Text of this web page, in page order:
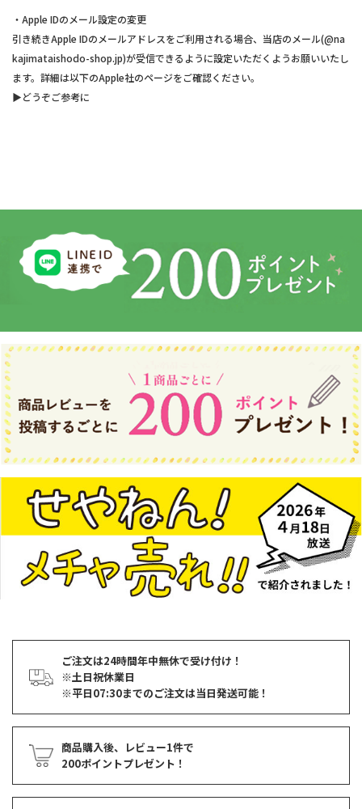
・Apple IDのメール設定の変更
引き続きApple IDのメールアドレスをご利用される場合、当店のメール(@na
kajimataishodo-shop.jp)が受信できるように設定いただくようお願いいたし
ます。詳細は以下のApple社のページをご確認ください。
▶︎どうぞご参考に
ご注文は24時間年中無休で受け付け！
※土日祝休業日
※平日07:30までのご注文は当日発送可能！
商品購入後、レビュー1件で
200ポイントプレゼント！